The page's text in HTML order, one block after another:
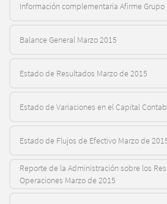
Información complementaria Afirme Grupo
Balance General Marzo 2015
Estado de Resultados Marzo de 2015
Estado de Variaciones en el Capital
Estado de Flujos de Efectivo Marzo de
Reporte de la Administración sobre los
Operaciones Marzo de 2015